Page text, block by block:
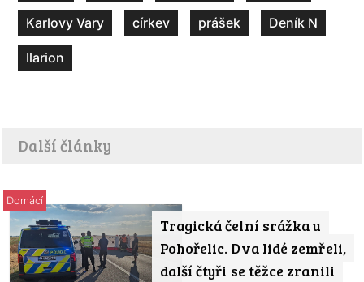
Karlovy Vary církev prášek Deník N
Ilarion
Další články
Tragická čelní srážka u
Pohořelic. Dva lidé zemřeli,
další čtyři se těžce zranili
Domácí